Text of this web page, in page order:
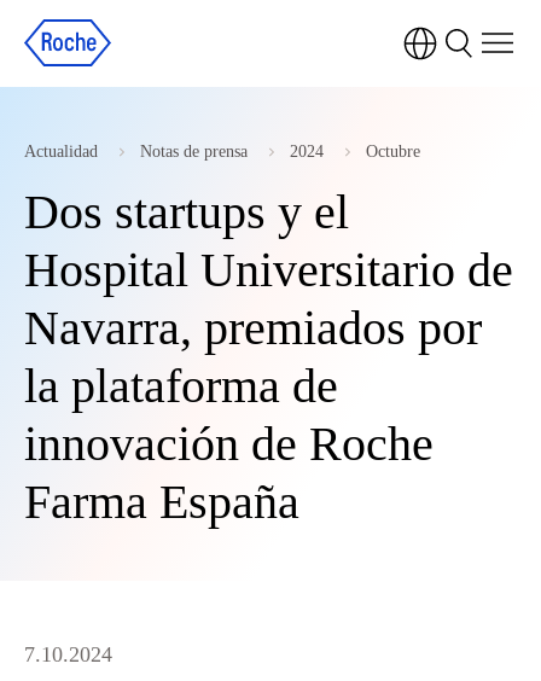
Actualidad Notas de prensa 2024 Octubre
Dos startups y el
Hospital Universitario de
Navarra, premiados por
la plataforma de
innovación de Roche
Farma España
7.10.2024